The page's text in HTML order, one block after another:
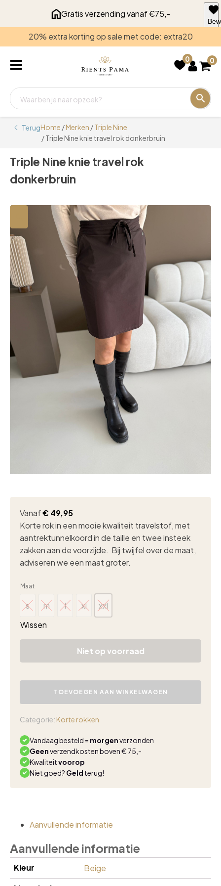
Gratis verzending vanaf €75,-
20% extra korting op sale met code: extra20
0 0
TerugHome /Merken /Triple Nine
/ Triple Nine knie travel rok donkerbruin
Triple Nine knie travel rok
donkerbruin
Vanaf€ 49,95
Korte rok in een mooie kwaliteit travelstof, met
aantrektunnelkoord in de taille en twee insteek
zakken aan de voorzijde. Bij twijfel over de maat,
adviseren we een maat groter.
Maat
s
s
m
m
l
l
xl
xl
xxl
xxl
Wissen
Niet op voorraad
Triple
rok
donkerbruin
aantal
TOEVOEGEN AAN WINKELWAGEN
voor
Categorie: Korte rokken
Vandaag besteld = morgenverzonden
Geenverzendkosten boven € 75,-
Kwaliteitvoorop
Niet goed? Geld terug!
Aanvullende informatie
Aanvullende informatie
Kleur
Beige